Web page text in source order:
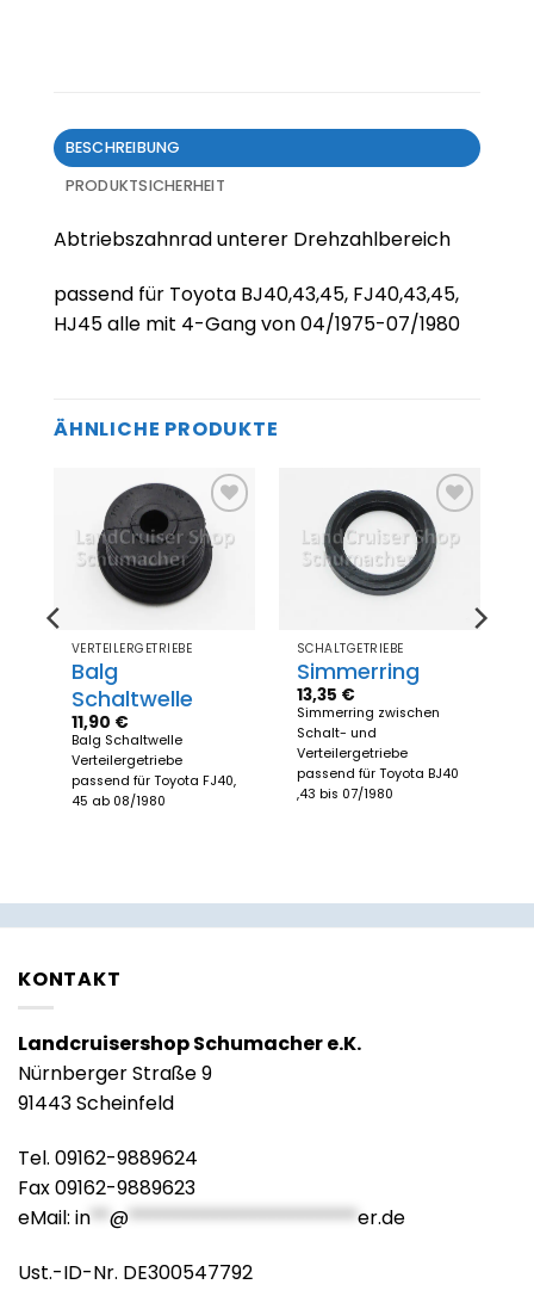
BESCHREIBUNG
PRODUKTSICHERHEIT
Abtriebszahnrad unterer Drehzahlbereich
passend für Toyota BJ40,43,45, FJ40,43,45,
HJ45 alle mit 4-Gang von 04/1975-07/1980
ÄHNLICHE PRODUKTE
Zum
Merkzettel
hinzufügen
VERTEILERGETRIEBE
Balg
Schaltwelle
11,90 €
Balg Schaltwelle
Verteilergetriebe
passend für Toyota FJ40,
45 ab 08/1980
Zum
Merkzettel
hinzufügen
SCHALTGETRIEBE
Simmerring
13,35 €
Simmerring zwischen
Schalt- und
Verteilergetriebe
passend für Toyota BJ40
,43 bis 07/1980
KONTAKT
Landcruisershop Schumacher e.K.
Nürnberger Straße 9
91443 Scheinfeld
Tel. 09162-9889624
Fax 09162-9889623
eMail: in**@************************er.de
Ust.-ID-Nr. DE300547792